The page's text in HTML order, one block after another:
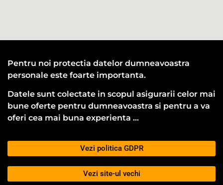
Pentru noi protectia datelor dumneavoastra
personale este foarte importanta.
Datele sunt colectate in scopul asigurarii celor mai
bune oferte pentru dumneavoastra si pentru a va
oferi cea mai buna experienta …
Vezi politica GDPR
Vezi site-ul vechi